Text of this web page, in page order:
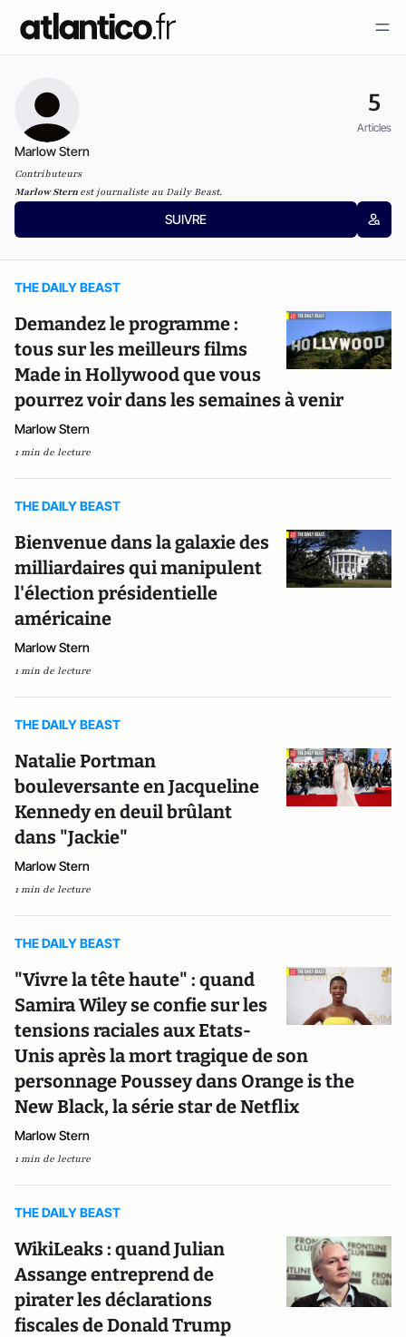
5
Articles
Marlow Stern
Contributeurs
Marlow Stern est journaliste au Daily Beast.
SUIVRE
THE DAILY BEAST
Demandez le programme :
tous sur les meilleurs films
Made in Hollywood que vous
pourrez voir dans les semaines à venir
Marlow Stern
1 min de lecture
THE DAILY BEAST
Bienvenue dans la galaxie des
milliardaires qui manipulent
l'élection présidentielle
américaine
Marlow Stern
1 min de lecture
THE DAILY BEAST
Natalie Portman
bouleversante en Jacqueline
Kennedy en deuil brûlant
dans "Jackie"
Marlow Stern
1 min de lecture
THE DAILY BEAST
"Vivre la tête haute" : quand
Samira Wiley se confie sur les
tensions raciales aux Etats-
Unis après la mort tragique de son
personnage Poussey dans Orange is the
New Black, la série star de Netflix
Marlow Stern
1 min de lecture
THE DAILY BEAST
WikiLeaks : quand Julian
Assange entreprend de
pirater les déclarations
fiscales de Donald Trump